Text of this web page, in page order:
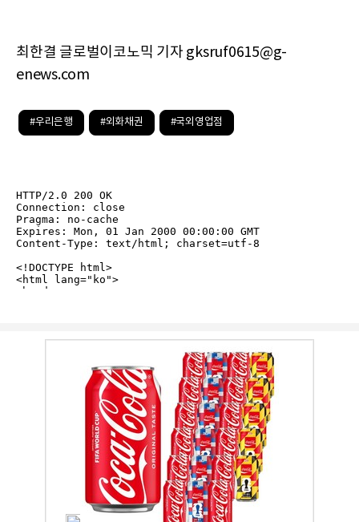
최한결 글로벌이코노믹 기자 gksruf0615@g-
enews.com
#우리은행 #외화채권 #국외영업점